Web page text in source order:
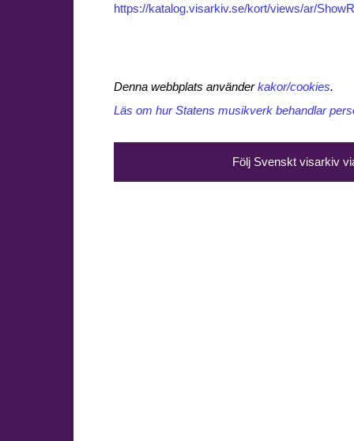
https://katalog.visarkiv.se/kort/views/ar/
Denna webbplats använderkakor/cookies.
Läs om hur Statens musikverk behandlar
Följ Svenskt visarkiv